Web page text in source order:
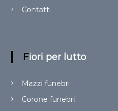
Contatti
Fiori per lutto
Mazzi funebri
Corone funebri